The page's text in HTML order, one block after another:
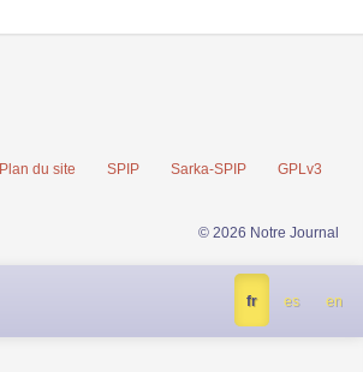
Plan du site SPIP Sarka-SPIP GPLv3
© 2026 Notre Journal
fr es en